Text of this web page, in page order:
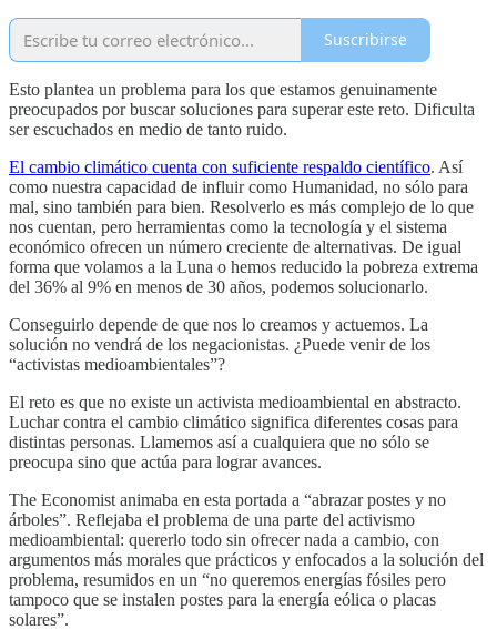
Suscribirse
Esto plantea un problema para los que estamos genuinamente
preocupados por buscar soluciones para superar este reto. Dificulta
ser escuchados en medio de tanto ruido.
El cambio climático cuenta con suficiente respaldo científico. Así
como nuestra capacidad de influir como Humanidad, no sólo para
mal, sino también para bien. Resolverlo es más complejo de lo que
nos cuentan, pero herramientas como la tecnología y el sistema
económico ofrecen un número creciente de alternativas. De igual
forma que volamos a la Luna o hemos reducido la pobreza extrema
del 36% al 9% en menos de 30 años, podemos solucionarlo.
Conseguirlo depende de que nos lo creamos y actuemos. La
solución no vendrá de los negacionistas. ¿Puede venir de los
“activistas medioambientales”?
El reto es que no existe un activista medioambiental en abstracto.
Luchar contra el cambio climático significa diferentes cosas para
distintas personas. Llamemos así a cualquiera que no sólo se
preocupa sino que actúa para lograr avances.
The Economist animaba en esta portada a “abrazar postes y no
árboles”. Reflejaba el problema de una parte del activismo
medioambiental: quererlo todo sin ofrecer nada a cambio, con
argumentos más morales que prácticos y enfocados a la solución del
problema, resumidos en un “no queremos energías fósiles pero
tampoco que se instalen postes para la energía eólica o placas
solares”.